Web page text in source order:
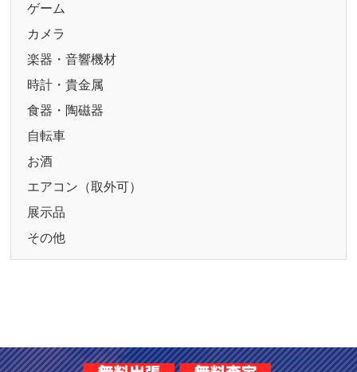
ゲーム
カメラ
楽器・音響機材
時計・貴金属
食器・陶磁器
自転車
お酒
エアコン（取外可）
展示品
その他